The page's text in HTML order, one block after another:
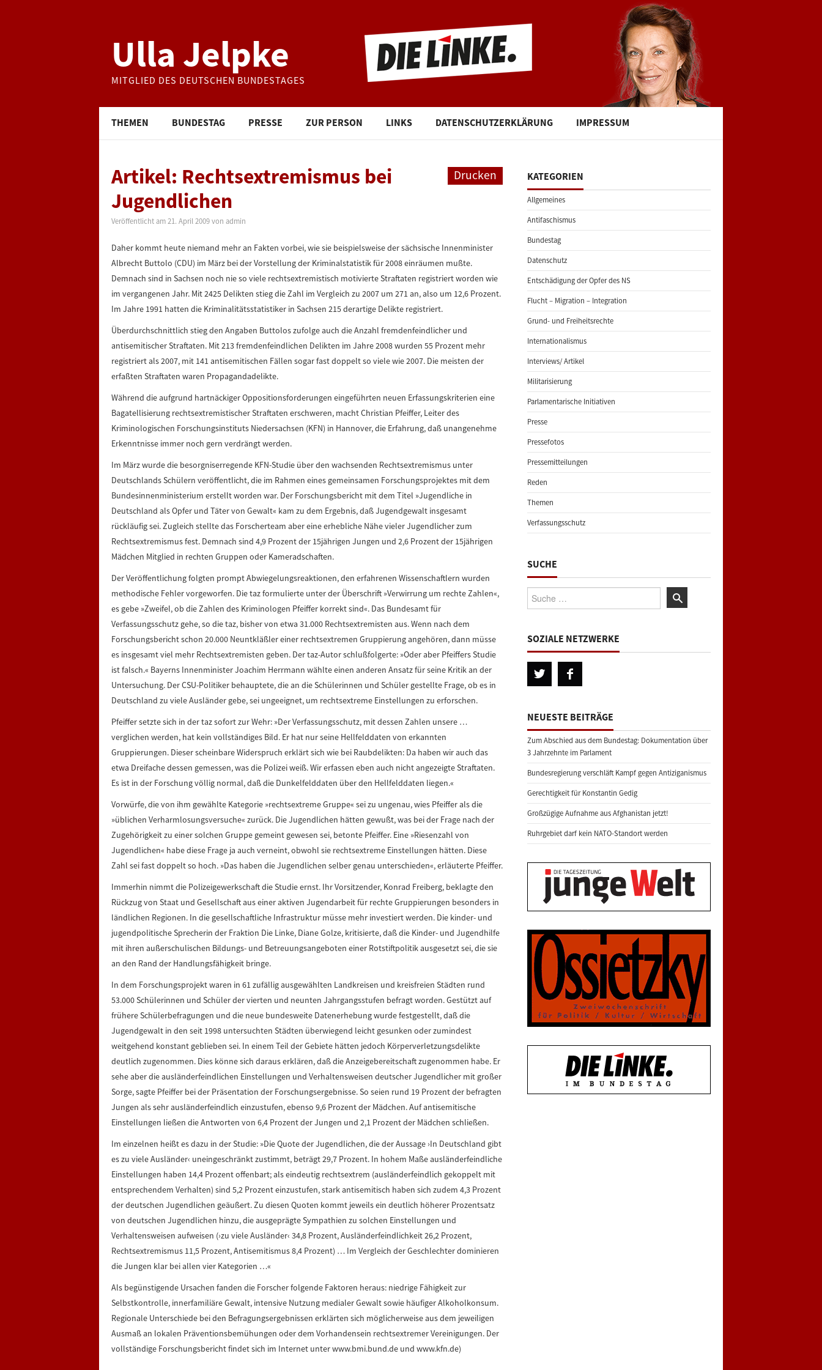
Ulla Jelpke
MITGLIED DES DEUTSCHEN BUNDESTAGES
THEMEN BUNDESTAG PRESSE ZUR PERSON LINKS DATENSCHUTZERKLÄRUNG IMPRESSUM
Drucken
Artikel: Rechtsextremismus bei
Jugendlichen
Veröffentlicht am 21. April 2009 von admin
Daher kommt heute niemand mehr an Fakten vorbei, wie sie beispielsweise der sächsische Innenminister
Albrecht Buttolo (CDU) im März bei der Vorstellung der Kriminalstatistik für 2008 einräumen mußte.
Demnach sind in Sachsen noch nie so viele rechtsextremistisch motivierte Straftaten registriert worden wie
im vergangenen Jahr. Mit 2425 Delikten stieg die Zahl im Vergleich zu 2007 um 271 an, also um 12,6 Prozent.
Im Jahre 1991 hatten die Kriminalitätsstatistiker in Sachsen 215 derartige Delikte registriert.
Überdurchschnittlich stieg den Angaben Buttolos zufolge auch die Anzahl fremdenfeindlicher und
antisemitischer Straftaten. Mit 213 fremdenfeindlichen Delikten im Jahre 2008 wurden 55 Prozent mehr
registriert als 2007, mit 141 antisemitischen Fällen sogar fast doppelt so viele wie 2007. Die meisten der
erfaßten Straftaten waren Propagandadelikte.
Während die aufgrund hartnäckiger Oppositionsforderungen eingeführten neuen Erfassungskriterien eine
Bagatellisierung rechtsextremistischer Straftaten erschweren, macht Christian Pfeiffer, Leiter des
Kriminologischen Forschungsinstituts Niedersachsen (KFN) in Hannover, die Erfahrung, daß unangenehme
Erkenntnisse immer noch gern verdrängt werden.
Im März wurde die besorgniserregende KFN-Studie über den wachsenden Rechtsextremismus unter
Deutschlands Schülern veröffentlicht, die im Rahmen eines gemeinsamen Forschungsprojektes mit dem
Bundesinnenministerium erstellt worden war. Der Forschungsbericht mit dem Titel »Jugendliche in
Deutschland als Opfer und Täter von Gewalt« kam zu dem Ergebnis, daß Jugendgewalt insgesamt
rückläufig sei. Zugleich stellte das Forscherteam aber eine erhebliche Nähe vieler Jugendlicher zum
Rechtsextremismus fest. Demnach sind 4,9 Prozent der 15jährigen Jungen und 2,6 Prozent der 15jährigen
Mädchen Mitglied in rechten Gruppen oder Kameradschaften.
Der Veröffentlichung folgten prompt Abwiegelungsreaktionen, den erfahrenen Wissenschaftlern wurden
methodische Fehler vorgeworfen. Die taz formulierte unter der Überschrift »Verwirrung um rechte Zahlen«,
es gebe »Zweifel, ob die Zahlen des Kriminologen Pfeiffer korrekt sind«. Das Bundesamt für
Verfassungsschutz gehe, so die taz, bisher von etwa 31.000 Rechtsextremisten aus. Wenn nach dem
Forschungsbericht schon 20.000 Neuntkläßler einer rechtsextremen Gruppierung angehören, dann müsse
es insgesamt viel mehr Rechtsextremisten geben. Der taz-Autor schlußfolgerte: »Oder aber Pfeiffers Studie
ist falsch.« Bayerns Innenminister Joachim Herrmann wählte einen anderen Ansatz für seine Kritik an der
Untersuchung. Der CSU-Politiker behauptete, die an die Schülerinnen und Schüler gestellte Frage, ob es in
Deutschland zu viele Ausländer gebe, sei ungeeignet, um rechtsextreme Einstellungen zu erforschen.
Pfeiffer setzte sich in der taz sofort zur Wehr: »Der Verfassungsschutz, mit dessen Zahlen unsere …
verglichen werden, hat kein vollständiges Bild. Er hat nur seine Hellfelddaten von erkannten
Gruppierungen. Dieser scheinbare Widerspruch erklärt sich wie bei Raubdelikten: Da haben wir auch das
etwa Dreifache dessen gemessen, was die Polizei weiß. Wir erfassen eben auch nicht angezeigte Straftaten.
Es ist in der Forschung völlig normal, daß die Dunkelfelddaten über den Hellfelddaten liegen.«
Vorwürfe, die von ihm gewählte Kategorie »rechtsextreme Gruppe« sei zu ungenau, wies Pfeiffer als die
»üblichen Verharmlosungsversuche« zurück. Die Jugendlichen hätten gewußt, was bei der Frage nach der
Zugehörigkeit zu einer solchen Gruppe gemeint gewesen sei, betonte Pfeiffer. Eine »Riesenzahl von
Jugendlichen« habe diese Frage ja auch verneint, obwohl sie rechtsextreme Einstellungen hätten. Diese
Zahl sei fast doppelt so hoch. »Das haben die Jugendlichen selber genau unterschieden«, erläuterte Pfeiffer.
Immerhin nimmt die Polizeigewerkschaft die Studie ernst. Ihr Vorsitzender, Konrad Freiberg, beklagte den
Rückzug von Staat und Gesellschaft aus einer aktiven Jugendarbeit für rechte Gruppierungen besonders in
ländlichen Regionen. In die gesellschaftliche Infrastruktur müsse mehr investiert werden. Die kinder- und
jugendpolitische Sprecherin der Fraktion Die Linke, Diane Golze, kritisierte, daß die Kinder- und Jugendhilfe
mit ihren außerschulischen Bildungs- und Betreuungsangeboten einer Rotstiftpolitik ausgesetzt sei, die sie
an den Rand der Handlungsfähigkeit bringe.
In dem Forschungsprojekt waren in 61 zufällig ausgewählten Landkreisen und kreisfreien Städten rund
53.000 Schülerinnen und Schüler der vierten und neunten Jahrgangsstufen befragt worden. Gestützt auf
frühere Schülerbefragungen und die neue bundesweite Datenerhebung wurde festgestellt, daß die
Jugendgewalt in den seit 1998 untersuchten Städten überwiegend leicht gesunken oder zumindest
weitgehend konstant geblieben sei. In einem Teil der Gebiete hätten jedoch Körperverletzungsdelikte
deutlich zugenommen. Dies könne sich daraus erklären, daß die Anzeigebereitschaft zugenommen habe. Er
sehe aber die ausländerfeindlichen Einstellungen und Verhaltensweisen deutscher Jugendlicher mit großer
Sorge, sagte Pfeiffer bei der Präsentation der Forschungsergebnisse. So seien rund 19 Prozent der befragten
Jungen als sehr ausländerfeindlich einzustufen, ebenso 9,6 Prozent der Mädchen. Auf antisemitische
Einstellungen ließen die Antworten von 6,4 Prozent der Jungen und 2,1 Prozent der Mädchen schließen.
Im einzelnen heißt es dazu in der Studie: »Die Quote der Jugendlichen, die der Aussage ›In Deutschland gibt
es zu viele Ausländer‹ uneingeschränkt zustimmt, beträgt 29,7 Prozent. In hohem Maße ausländerfeindliche
Einstellungen haben 14,4 Prozent offenbart; als eindeutig rechtsextrem (ausländerfeindlich gekoppelt mit
entsprechendem Verhalten) sind 5,2 Prozent einzustufen, stark antisemitisch haben sich zudem 4,3 Prozent
der deutschen Jugendlichen geäußert. Zu diesen Quoten kommt jeweils ein deutlich höherer Prozentsatz
von deutschen Jugendlichen hinzu, die ausgeprägte Sympathien zu solchen Einstellungen und
Verhaltensweisen aufweisen (›zu viele Ausländer‹ 34,8 Prozent, Ausländerfeindlichkeit 26,2 Prozent,
Rechtsextremismus 11,5 Prozent, Antisemitismus 8,4 Prozent) … Im Vergleich der Geschlechter dominieren
die Jungen klar bei allen vier Kategorien …«
Als begünstigende Ursachen fanden die Forscher folgende Faktoren heraus: niedrige Fähigkeit zur
Selbstkontrolle, innerfamiliäre Gewalt, intensive Nutzung medialer Gewalt sowie häufiger Alkoholkonsum.
Regionale Unterschiede bei den Befragungsergebnissen erklärten sich möglicherweise aus dem jeweiligen
Ausmaß an lokalen Präventionsbemühungen oder dem Vorhandensein rechtsextremer Vereinigungen. Der
vollständige Forschungsbericht findet sich im Internet unter www.bmi.bund.de und www.kfn.de)
KATEGORIEN
Allgemeines
Antifaschismus
Bundestag
Datenschutz
Entschädigung der Opfer des NS
Flucht – Migration – Integration
Grund- und Freiheitsrechte
Internationalismus
Interviews/ Artikel
Militarisierung
Parlamentarische Initiativen
Presse
Pressefotos
Pressemitteilungen
Reden
Themen
Verfassungsschutz
SUCHE
Suche:
SOZIALE NETZWERKE
NEUESTE BEITRÄGE
Zum Abschied aus dem Bundestag: Dokumentation über
3 Jahrzehnte im Parlament
Bundesregierung verschläft Kampf gegen Antiziganismus
Gerechtigkeit für Konstantin Gedig
Großzügige Aufnahme aus Afghanistan jetzt!
Ruhrgebiet darf kein NATO-Standort werden